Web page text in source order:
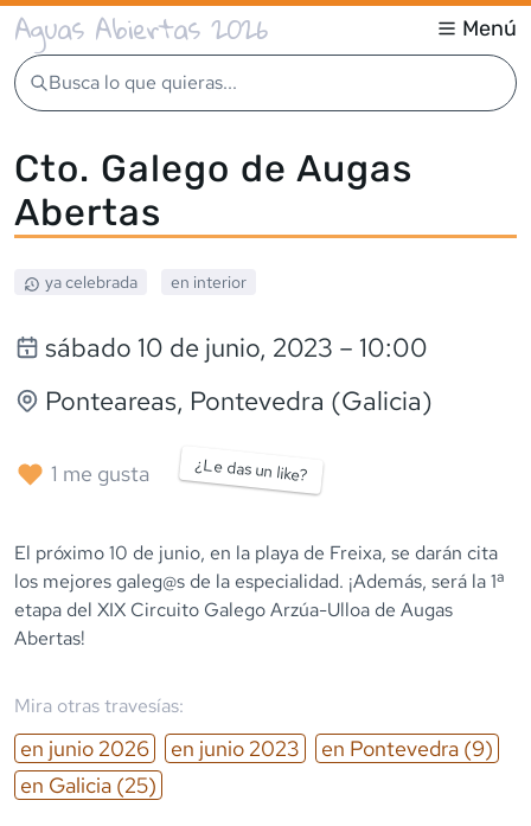
Aguas Abiertas 2026 Menú
Busca lo que quieras...
Cto. Galego de Augas
Abertas
ya celebrada en interior
sábado 10 de junio, 2023 – 10:00
Ponteareas, Pontevedra (Galicia)
1 me gusta ¿Le das un like?
El próximo 10 de junio, en la playa de Freixa, se darán cita
los mejores galeg@s de la especialidad. ¡Además, será la 1ª
etapa del XIX Circuito Galego Arzúa-Ulloa de Augas
Abertas!
Mira otras travesías:
en junio 2026 en junio 2023 en Pontevedra (9)
en Galicia (25)